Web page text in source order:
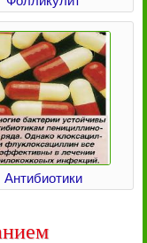
Антибиотики